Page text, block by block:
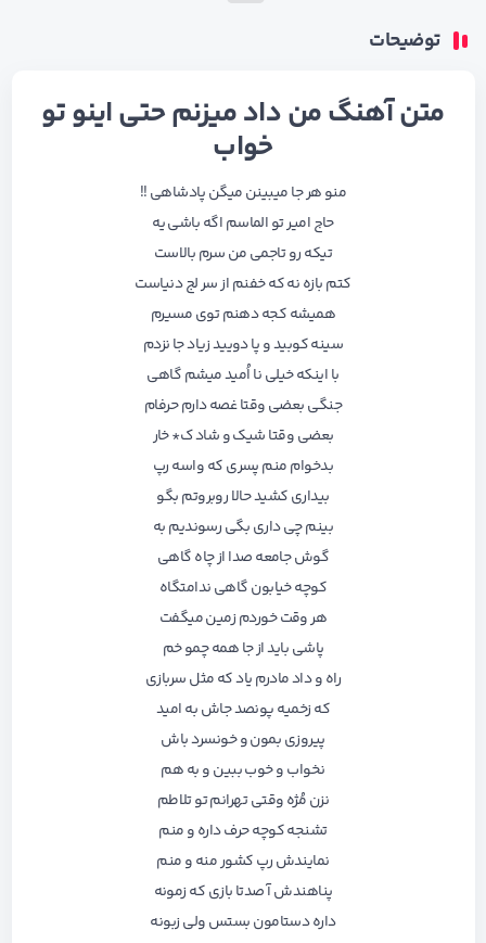
توضیحات
متن آهنگ من داد میزنم حتی اینو تو
خواب
منو هر جا میبینن میگن پادشاهی !!
حاج امیر تو الماسم اگه باشی یه
تیکه رو تاجمی من سرم بالاست
کتم بازه نه که خفنم از سر لج دنیاست
همیشه کجه دهنم توی مسیرم
سینه کوبید و پا دویید زیاد جا نزدم
با اینکه خیلی نا اُمید میشم گاهی
جنگی بعضی وقتا غصه دارم حرفام
بعضی وقتا شیک و شاد ک* خار
بدخوام منم پسری که واسه رپ
بیداری کشید حالا روبروتم بگو
بینم چی داری بگی رسوندیم به
گوش جامعه صدا از چاه گاهی
کوچه خیابون گاهی ندامتگاه
هر وقت خوردم زمین میگفت
پاشی باید از جا همه چمو خم
راه و داد مادرم یاد که مثل سربازی
که زخمیه پونصد جاش به امید
پیروزی بمون و خونسرد باش
نخواب و خوب ببین و به هم
نزن مُژه وقتی تهرانم تو تلاطم
تشنجه کوچه حرف داره و منم
نمایندش رپ کشور منه و منم
پناهندش آ صدتا بازی که زمونه
داره دستامون بستس ولی زبونه